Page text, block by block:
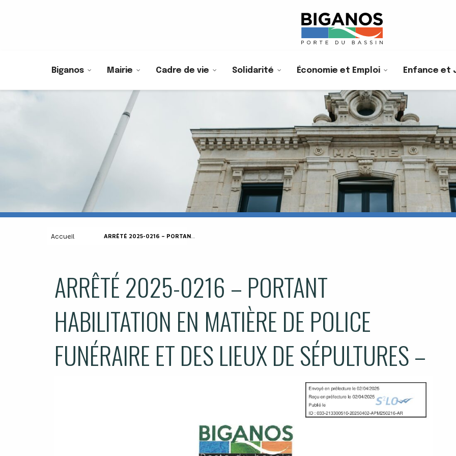
Biganos Mairie Cadre de vie Solidarité Économie et Emploi Enfance et
Accueil ARRÊTÉ 2025-0216 – PORTANT HABILITATION EN MATIÈRE DE POLICE FUNÉRAIRE ET DES LIEUX DE SÉPULTURES –
ARRÊTÉ 2025-0216 – PORTANT
HABILITATION EN MATIÈRE DE POLICE
FUNÉRAIRE ET DES LIEUX DE SÉPULTURES –